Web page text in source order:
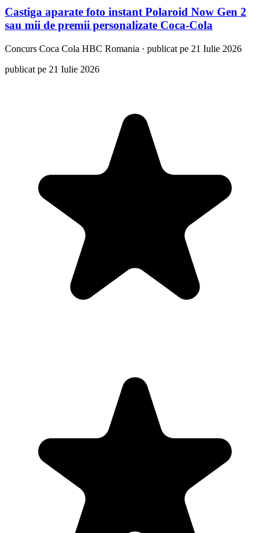
Castiga aparate foto instant Polaroid Now Gen 2
sau mii de premii personalizate Coca-Cola
Concurs Coca Cola HBC Romania · publicat pe 21 Iulie 2026
publicat pe 21 Iulie 2026